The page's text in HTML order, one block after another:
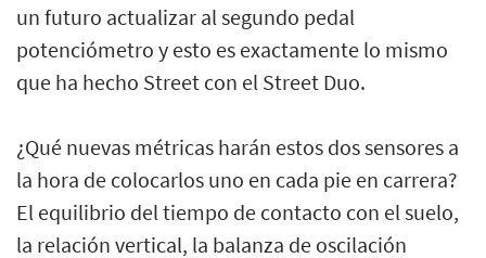
un futuro actualizar al segundo pedal
potenciómetro y esto es exactamente lo mismo
que ha hecho Street con el Street Duo.
¿Qué nuevas métricas harán estos dos sensores a
la hora de colocarlos uno en cada pie en carrera?
El equilibrio del tiempo de contacto con el suelo,
la relación vertical, la balanza de oscilación